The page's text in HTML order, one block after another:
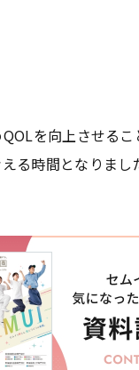
を向上させるこ
る時間となりまし
学校
学校
学校
学校